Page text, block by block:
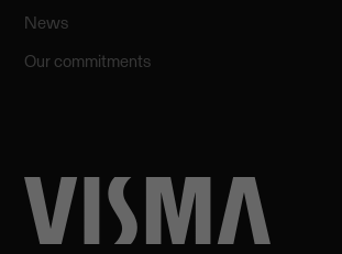
News
Our commitments